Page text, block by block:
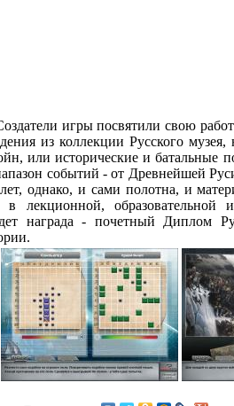
игры посвятили свою
из коллекции Русского
или исторические и батальные
событий - от Древнейшей
однако, и сами полотна, и
лекционной, образовательной и
награда - почетный Диплом